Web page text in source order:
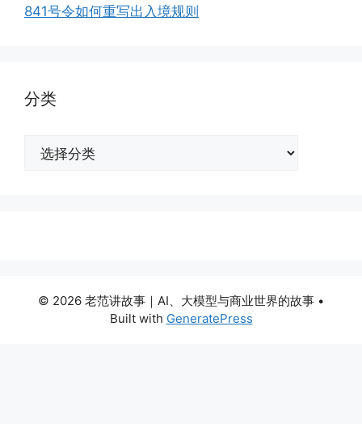
841号令如何重写出入境规则
分类
© 2026 老范讲故事｜AI、大模型与商业世界的故事 •
Built with GeneratePress